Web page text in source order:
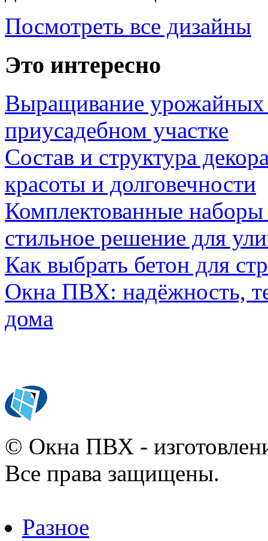
Посмотреть все дизайны
Это интересно
Выращивание урожайных
приусадебном участке
Состав и структура
красоты и долговечности
Комплектованные наборы
стильное решение для
Как выбрать бетон для
Окна ПВХ: надёжность,
дома
© Окна ПВХ -
Все права защищены.
Разное